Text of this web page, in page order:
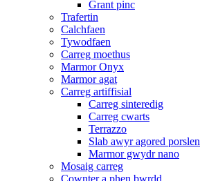
Grant pinc
Trafertin
Calchfaen
Tywodfaen
Carreg moethus
Marmor Onyx
Marmor agat
Carreg artiffisial
Carreg sinteredig
Carreg cwarts
Terrazzo
Slab awyr agored porslen
Marmor gwydr nano
Mosaig carreg
Cownter a phen bwrdd